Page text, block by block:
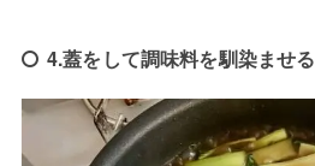
4.蓋をして調味料を馴染ませる